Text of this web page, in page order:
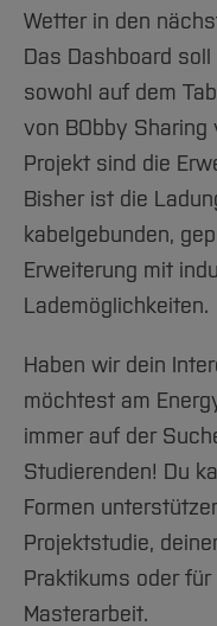
Wetter in den
Das Dashboard
sowohl auf dem
von BObby
Projekt sind die
Bisher ist die
kabelgebunden,
Erweiterung mit
Lademöglichkeiten.
Haben wir dein
möchtest am
immer auf der
Studierenden! Du
Formen
Projektstudie,
Praktikums oder
Masterarbeit.